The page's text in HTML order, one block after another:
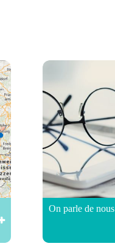
On parle de nous